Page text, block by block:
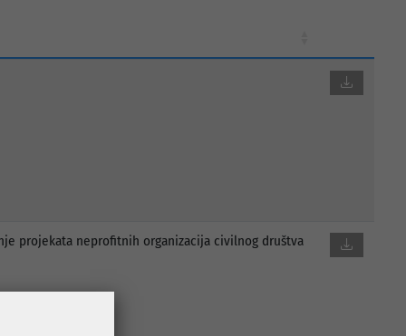
projekata neprofitnih organizacija civilnog društva